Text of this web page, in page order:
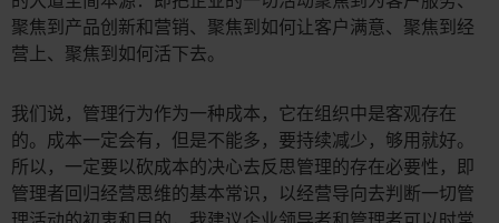
聚焦到产品创新和营销、聚焦到如何让客户满意、聚焦到经
营上、聚焦到如何活下去。
我们说，管理行为作为一种成本，它在组织中是客观存在
的。成本一定会有，但是不能多，要持续减少，够用就好。
所以，一定要以砍成本的决心去反思管理的存在必要性，即
管理者回归经营思维的基本常识，以经营导向去判断一切管